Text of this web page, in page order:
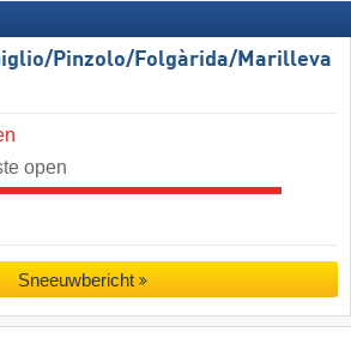
​Pinzolo/​Folgàrida/​Marilleva
open
Sneeuwbericht